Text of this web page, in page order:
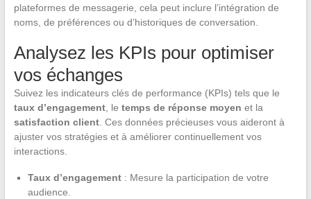
plateformes de messagerie, cela peut inclure l’intégration de
noms, de préférences ou d’historiques de conversation.
Analysez les KPIs pour optimiser
vos échanges
Suivez les indicateurs clés de performance (KPIs) tels que le
taux d’engagement, le temps de réponse moyen et la
satisfaction client. Ces données précieuses vous aideront à
ajuster vos stratégies et à améliorer continuellement vos
interactions.
Taux d’engagement: Mesure la participation de votre
audience.